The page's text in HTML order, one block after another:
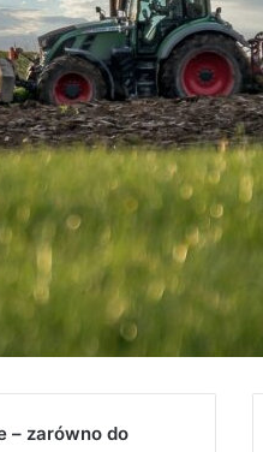
– zarówno do